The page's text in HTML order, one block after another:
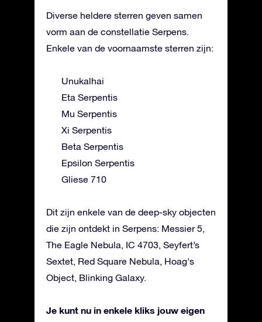
Diverse heldere sterren geven samen
vorm aan de constellatie Serpens.
Enkele van de voornaamste sterren zijn:
Unukalhai
Eta Serpentis
Mu Serpentis
Xi Serpentis
Beta Serpentis
Epsilon Serpentis
Gliese 710
Dit zijn enkele van de deep-sky objecten
die zijn ontdekt in Serpens: Messier 5,
The Eagle Nebula, IC 4703, Seyfert’s
Sextet, Red Square Nebula, Hoag's
Object, Blinking Galaxy.
Je kunt nu in enkele kliks jouw eigen